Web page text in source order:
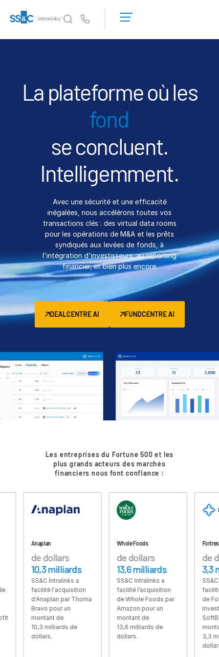
API et déploiement
Centre AI
Marketing
Diligence
Gestion
DealVault
Connect
FundCentre
Levée de fonds
Accueil
Avancés
Services de transaction
Expurgation
Support transactionnel
Reporting avancé
Accord de confidentialité (NDA)
Ressources
Ressources
VIA
Solutions
Fusions et acquisitions (M&A)
Introductions en Bourse
Gestion de fonds
Financement
Échange Sécurisé de Documents
Regulatory, Risk & Compliance
Demander une
La plateforme où les
intr
se concluent.
Intelligemment.
Avec une sécurité et une efficacité
inégalées, nous accélérons toutes vos
transactions clés : des virtual data rooms
pour les opérations de M&A et les prêts
syndiqués aux levées de fonds, à
l'intégration d'investisseurs, au reporting
financier, et bien plus encore.
DEALCENTRE AI FUNDCENTRE AI
Les entreprises du Fortune 500 et les
plus grands acteurs des marchés
financiers nous font confiance :
de dollars
10,3 milliards
SS&C Intralinks a
facilité l'acquisition
d'Anaplan par Thoma
Bravo pour un
montant de
10,3 milliards de
Whole Foods
de dollars
13,6 milliards
SS&C Intralinks a
facilité l’acquisition
de Whole Foods par
Amazon pour un
montant de
13,6 milliards de
de dollars
3,3
SS&C Intralinks
facilité
de Fortress
Investment
SoftBank pour
montant de
3,3 milliards de